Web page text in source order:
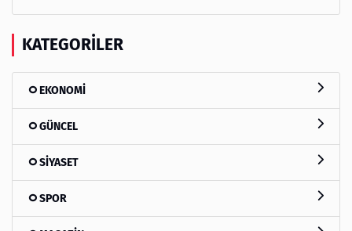
KATEGORILER
EKONOMİ
GÜNCEL
SİYASET
SPOR